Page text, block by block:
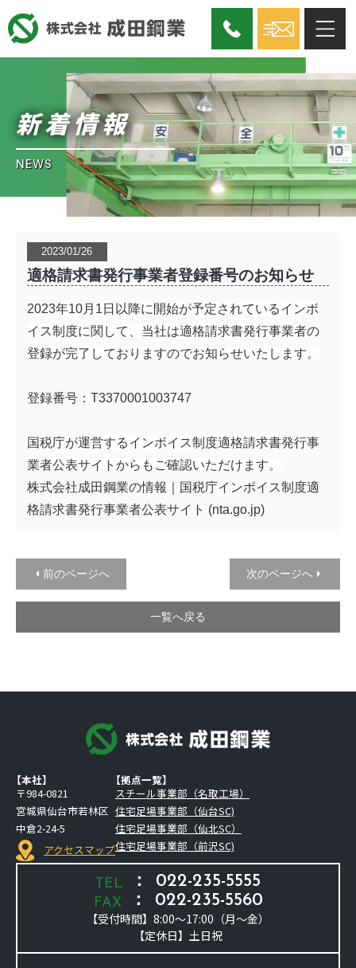
新着情報
NEWS
2023/01/26
適格請求書発行事業者登録番号のお知らせ
2023年10月1日以降に開始が予定されているインボ
イス制度に関して、当社は適格請求書発行事業者の
登録が完了しておりますのでお知らせいたします。
登録番号：T3370001003747
国税庁が運営するインボイス制度適格請求書発行事
業者公表サイトからもご確認いただけます。
株式会社成田鋼業の情報｜国税庁インボイス制度適
格請求書発行事業者公表サイト (nta.go.jp)
前のページへ 次のページへ
一覧へ戻る
【本社】
〒984-0821
宮城県仙台市若林区
中倉2-24-5
アクセスマップ
【拠点一覧】
スチール事業部（名取工場）
住宅足場事業部（仙台SC)
住宅足場事業部（仙北SC）
住宅足場事業部（前沢SC)
TEL ： 022-235-5555
FAX ： 022-235-5560
【受付時間】8:00～17:00（月～金）
【定休日】土日祝